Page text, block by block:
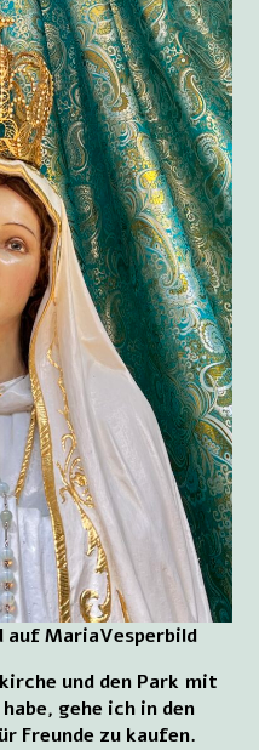
auf MariaVesperbild
und den Park mit
gehe ich in den
Freunde zu kaufen.